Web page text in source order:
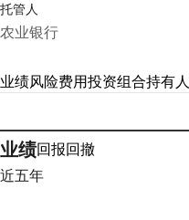
托管人
农业银行
业绩风险费用投资组合持有人
业绩回报回撤
近五年